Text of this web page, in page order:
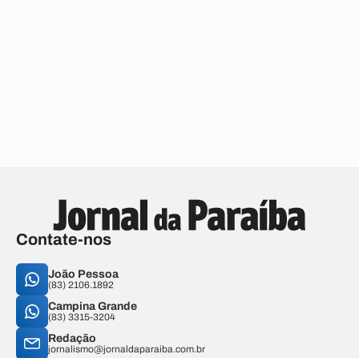
Contate-nos
João Pessoa
(83) 2106.1892
Campina Grande
(83) 3315-3204
Redação
jornalismo@jornaldaparaiba.com.br